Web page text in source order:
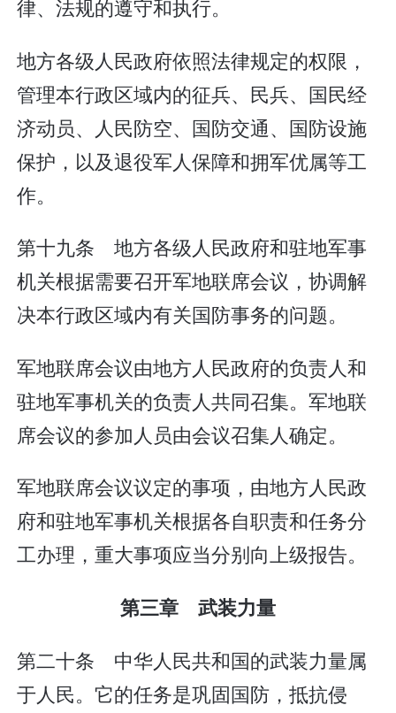
律、法规的遵守和执行。
地方各级人民政府依照法律规定的权限，
管理本行政区域内的征兵、民兵、国民经
济动员、人民防空、国防交通、国防设施
保护，以及退役军人保障和拥军优属等工
作。
第十九条 地方各级人民政府和驻地军事
机关根据需要召开军地联席会议，协调解
决本行政区域内有关国防事务的问题。
军地联席会议由地方人民政府的负责人和
驻地军事机关的负责人共同召集。军地联
席会议的参加人员由会议召集人确定。
军地联席会议议定的事项，由地方人民政
府和驻地军事机关根据各自职责和任务分
工办理，重大事项应当分别向上级报告。
第三章 武装力量
第二十条 中华人民共和国的武装力量属
于人民。它的任务是巩固国防，抵抗侵